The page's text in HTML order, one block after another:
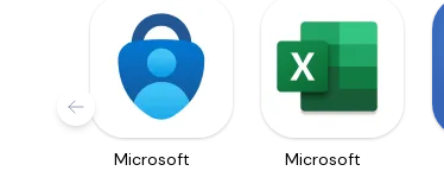
Microsoft
Microsoft